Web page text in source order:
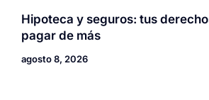
Hipoteca y seguros: tus
pagar de más
agosto 8, 2026